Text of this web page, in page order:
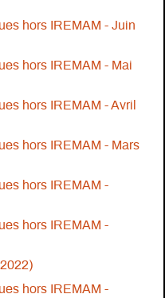
hors IREMAM - Juin
hors IREMAM - Mai
hors IREMAM - Avril
hors IREMAM - Mars
hors IREMAM -
hors IREMAM -
hors IREMAM -